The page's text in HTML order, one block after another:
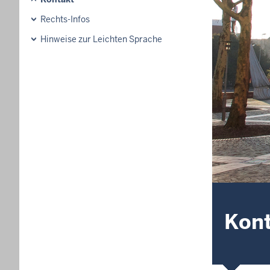
Rechts-Infos
Hinweise zur Leichten Sprache